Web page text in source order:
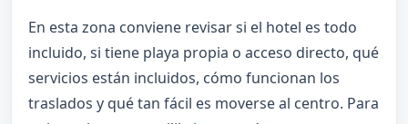
En esta zona conviene revisar si el hotel es todo
incluido, si tiene playa propia o acceso directo, qué
servicios están incluidos, cómo funcionan los
traslados y qué tan fácil es moverse al centro. Para